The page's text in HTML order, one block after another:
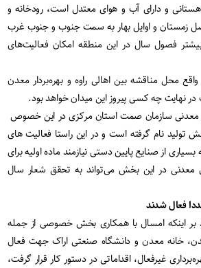
و دارای آب و هوای معتدل است، رودخانه و
زمستان و اوایل بهار به سمت جنوب و جنوب غرب
فصول سال در این منطقه امکان فعالیت‌های
محل مناقشه بین اهالی راوه و بهره‌بردار معدن
چه کسی پیروز این میدان خواهد بود.
معدنی سازمان صمت استان مرکزی در این خصوص
نام گرفته است و در این راستا فعالیت های
از صنایع پایین دستی نیازمند ماده اولیه برای
معدنی در این بخش می‌تواند به تحقق شعار سال
بر اینکه امسال با همکاری بخش خصوصی از جمله
خانه معدن و دانشگاه صنعتی اراک جهت فعال
غیرفعال، اقداماتی در دستور کار قرار گرفت،